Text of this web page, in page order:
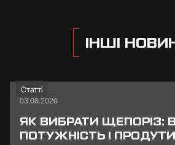
ІНШІ
Статті
03.08.2026
ЯК ВИБРАТИ ЩЕПОРІЗ:
ПОТУЖНІСТЬ І